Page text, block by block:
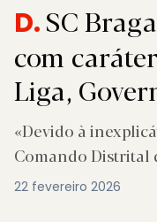
D.SC
com
Liga,
«Devido à
Comando Distrital
22 fevereiro 2026